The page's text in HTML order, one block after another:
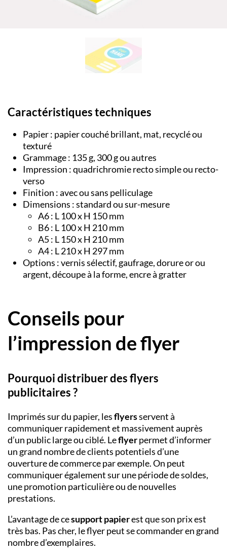
Caractéristiques techniques
Papier : papier couché brillant, mat, recyclé ou
texturé
Grammage : 135 g, 300 g ou autres
Impression : quadrichromie recto simple ou recto-
verso
Finition : avec ou sans pelliculage
Dimensions : standard ou sur-mesure
A6 : L 100 x H 150 mm
B6 : L 100 x H 210 mm
A5 : L 150 x H 210 mm
A4 : L 210 x H 297 mm
Options : vernis sélectif, gaufrage, dorure or ou
argent, découpe à la forme, encre à gratter
Conseils pour
l’impression de flyer
Pourquoi distribuer des flyers
publicitaires ?
Imprimés sur du papier, lesflyersservent à
communiquer rapidement et massivement auprès
d’un public large ou ciblé. Leflyerpermet d’informer
un grand nombre de clients potentiels d’une
ouverture de commerce par exemple. On peut
communiquer également sur une période de soldes,
une promotion particulière ou de nouvelles
prestations.
L’avantage de cesupport papierest que son prix est
très bas. Pas cher, le flyer peut se commander en grand
nombre d’exemplaires.